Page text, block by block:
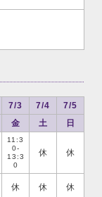
7/3 7/4
7/5
金 土 日
11:3
0-
13:3
0
休 休
休 休 休